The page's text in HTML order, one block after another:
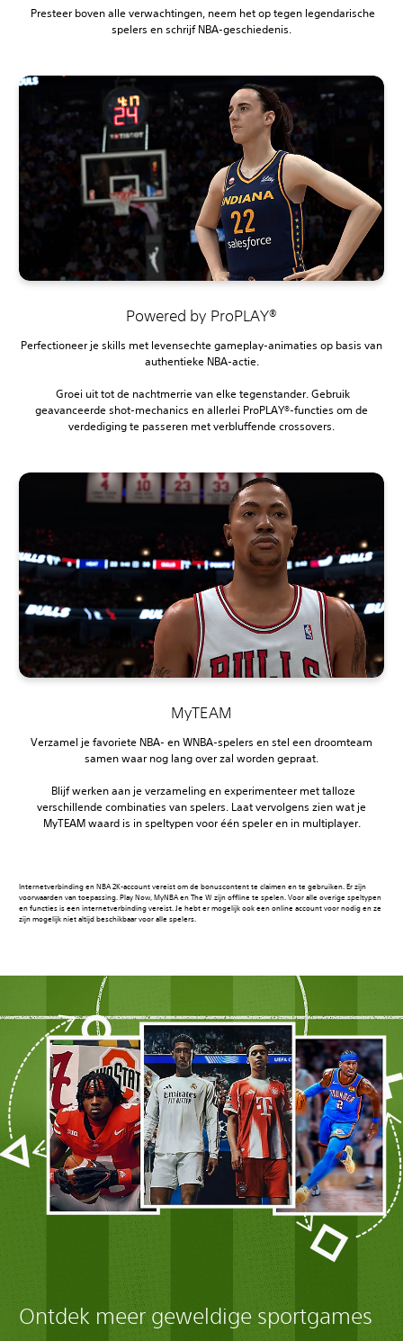
‎ Presteer boven alle verwachtingen, neem het op tegen legendarische
spelers en schrijf NBA-geschiedenis.
Powered by ProPLAY®
Perfectioneer je skills met levensechte gameplay-animaties op basis van
authentieke NBA-actie.
‎ Groei uit tot de nachtmerrie van elke tegenstander. Gebruik
geavanceerde shot-mechanics en allerlei ProPLAY®-functies om de
verdediging te passeren met verbluffende crossovers.
MyTEAM
Verzamel je favoriete NBA- en WNBA-spelers en stel een droomteam
samen waar nog lang over zal worden gepraat.
‎ Blijf werken aan je verzameling en experimenteer met talloze
verschillende combinaties van spelers. Laat vervolgens zien wat je
MyTEAM waard is in speltypen voor één speler en in multiplayer.
Internetverbinding en NBA 2K-account vereist om de bonuscontent te claimen en te gebruiken. Er zijn
voorwaarden van toepassing‎. Play Now, MyNBA en The W zijn offline te spelen. Voor alle overige speltypen
en functies is een internetverbinding vereist. Je hebt er mogelijk ook een online account voor nodig en ze
zijn mogelijk niet altijd beschikbaar voor alle spelers.
Ontdek meer geweldige sportgames